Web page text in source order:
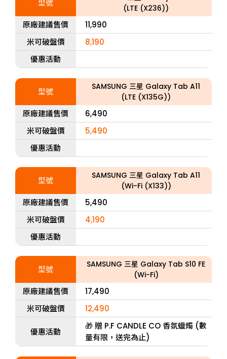
型號
(LTE (X236))
原廠建議售價
11,990
米可破盤價
8,190
優惠活動
型號
SAMSUNG 三星 Galaxy Tab A11
(LTE (X135G))
原廠建議售價
6,490
米可破盤價
5,490
優惠活動
型號
SAMSUNG 三星 Galaxy Tab A11
(Wi-Fi (X133))
原廠建議售價
5,490
米可破盤價
4,190
優惠活動
型號
SAMSUNG 三星 Galaxy Tab S10 FE
(Wi-Fi)
原廠建議售價
17,490
米可破盤價
12,490
優惠活動
🎁 贈 P.F CANDLE CO 香氛蠟燭 (數
量有限，送完為止)